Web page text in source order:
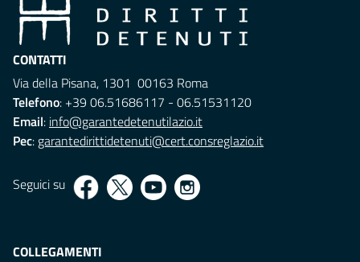
CONTATTI
Via della Pisana, 1301 00163 Roma
Telefono: +39 06.51686117 - 06.51531120
Email: info@garantedetenutilazio.it
Pec: garantedirittidetenuti@cert.consreglazio.it
Seguici su
COLLEGAMENTI